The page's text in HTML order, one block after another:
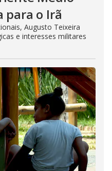
para o Irã
Augusto Teixeira
e interesses militares